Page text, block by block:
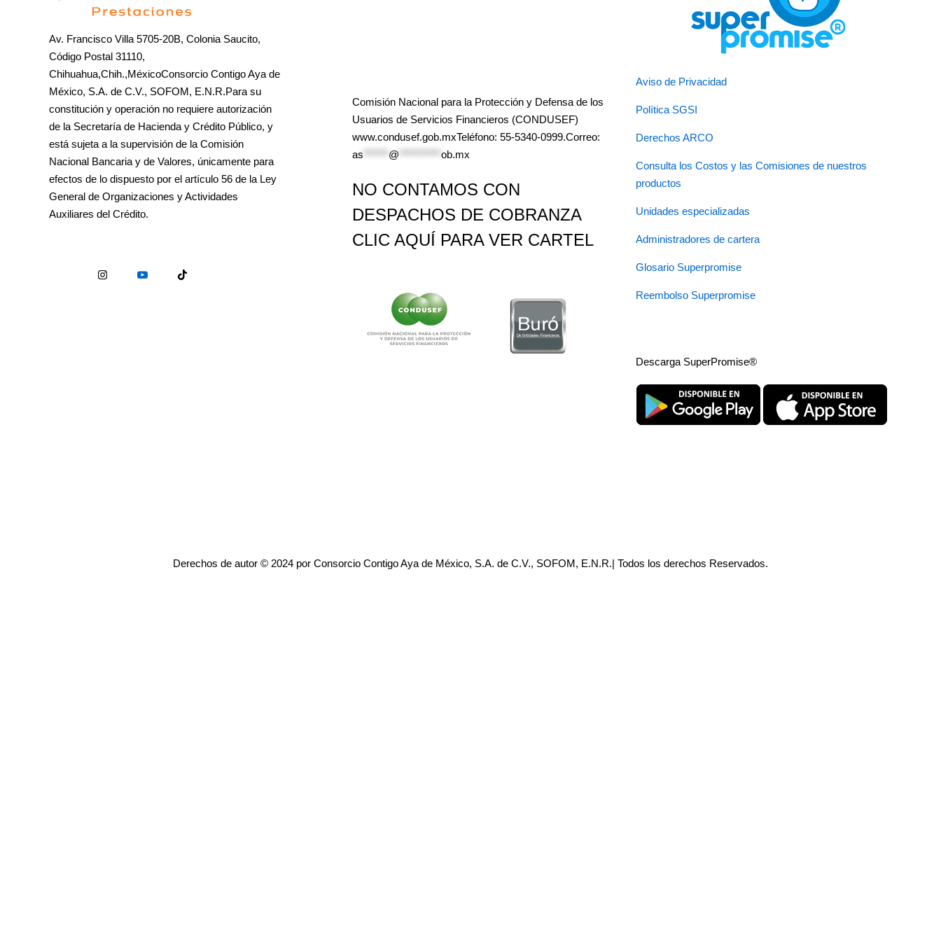
Av. Francisco Villa 5705-20B, Colonia Saucito,
Código Postal 31110,
Chihuahua,Chih.,MéxicoConsorcio Contigo Aya de
México, S.A. de C.V., SOFOM, E.N.R.Para su
constitución y operación no requiere autorización
de la Secretaría de Hacienda y Crédito Público, y
está sujeta a la supervisión de la Comisión
Nacional Bancaria y de Valores, únicamente para
efectos de lo dispuesto por el artículo 56 de la Ley
General de Organizaciones y Actividades
Auxiliares del Crédito.
Comisión Nacional para la Protección y Defensa de los
Usuarios de Servicios Financieros (CONDUSEF)
www.condusef.gob.mxTeléfono: 55-5340-0999.Correo:
as
@ ob.mx
NO CONTAMOS CON
DESPACHOS DE COBRANZA
CLIC AQUÍ PARA VER CARTEL
Aviso de Privacidad
Política SGSI
Derechos ARCO
Consulta los Costos y las Comisiones de nuestros
productos
Unidades especializadas
Administradores de cartera
Glosario Superpromise
Reembolso Superpromise
Descarga SuperPromise®
Derechos de autor © 2024 por Consorcio Contigo Aya de México, S.A. de C.V., SOFOM, E.N.R.| Todos los derechos Reservados.